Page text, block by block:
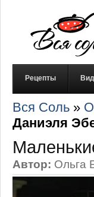
Рецепты
Вся Соль »
Даниэля
Автор: Ольга